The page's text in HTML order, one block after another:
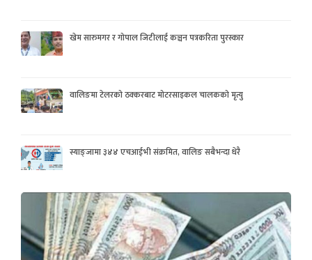
खेम सारुमगर र गोपाल जिटीलाई कञ्चन पत्रकरिता पुरस्कार
वालिङमा टेलरको ठक्करबाट मोटरसाइकल चालकको मृत्यु
स्याङ्जामा ३४४ एचआईभी संक्रमित, वालिङ सबैभन्दा धेरै